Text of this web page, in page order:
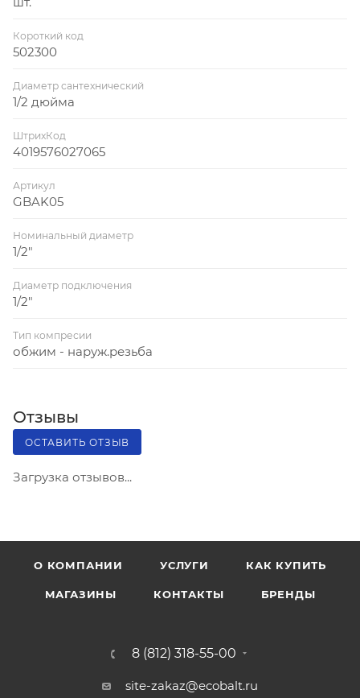
Короткий код
502300
Диаметр сантехнический
1/2 дюйма
ШтрихКод
4019576027065
Артикул
GBAK05
Номинальный диаметр
1/2"
Диаметр подключения
1/2"
Тип компресии
обжим - наруж.резьба
Отзывы
ОСТАВИТЬ ОТЗЫВ
Загрузка отзывов...
О КОМПАНИИ УСЛУГИ КАК КУПИТЬ
МАГАЗИНЫ КОНТАКТЫ БРЕНДЫ
8 (812) 318-55-00
site-zakaz@ecobalt.ru